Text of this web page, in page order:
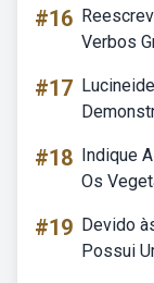
#16
Verbos
#17
#18 Indique
Os
#19 Devido
Possui